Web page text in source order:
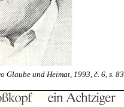
Glaube und Heimat, 1993, č. 6, s. 83